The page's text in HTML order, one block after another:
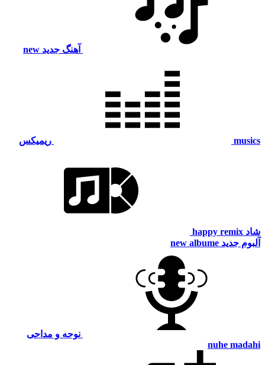
آهنگ جدید new
musics ریمیکس
شاد happy remix
آلبوم جدید new albume
نوحه و مداحی
nuhe madahi